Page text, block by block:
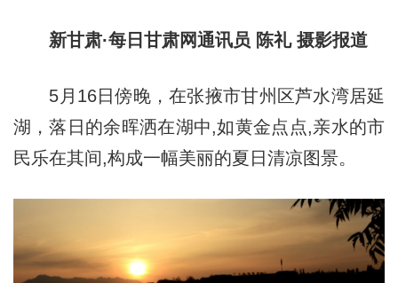
新甘肃·每日甘肃网通讯员 陈礼 摄影报道
5月16日傍晚，在张掖市甘州区芦水湾居延
湖，落日的余晖洒在湖中,如黄金点点,亲水的市
民乐在其间,构成一幅美丽的夏日清凉图景。